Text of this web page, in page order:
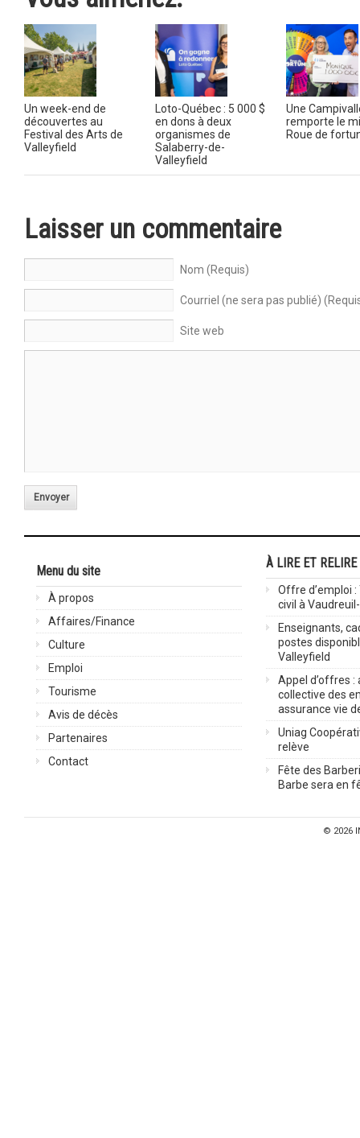
Un week-end de
découvertes au
Festival des Arts de
Valleyfield
Loto-Québec : 5 000 $
en dons à deux
organismes de
Salaberry-de-
Valleyfield
Une
remporte le
Roue de
Laisser un commentaire
Nom (Requis)
Courriel (ne sera pas publié)
Site web
Envoyer
Menu du site
À propos
Affaires/Finance
Culture
Emploi
Tourisme
Avis de décès
Partenaires
Contact
À LIRE ET RELIRE
Offre d’emploi
civil à
Enseignants,
postes
Valleyfield
Appel d’offres :
collective des
assurance vie
Uniag
relève
Fête des
Barbe sera en
© 2026